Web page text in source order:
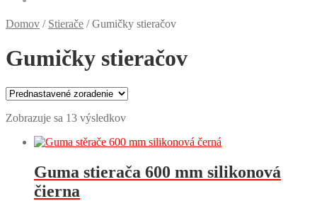
Domov / Stierače /Gumičky stieračov
Gumičky stieračov
Zobrazuje sa 13 výsledkov
Guma stierača 600 mm silikonová
čierna